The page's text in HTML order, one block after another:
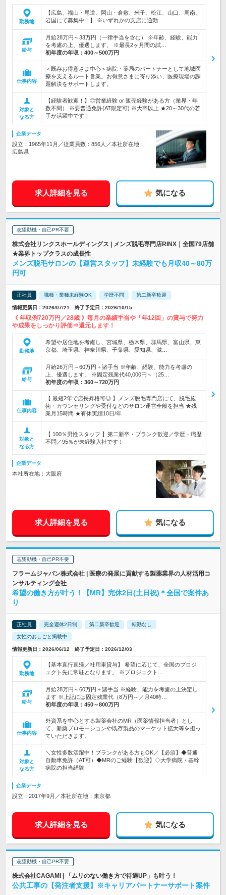
勤務地
【広島、福山・尾道、岡山・倉敷、米子、松江、山口、周南、
岩国にて募集中！】 ※いずれかの支店に通勤…
給与
月給28万円～33万円（一律手当を含む） ※年齢、経験、能力
を考慮の上、優遇します。 ※最長2ヶ月間の試…
初年度の年収： 400～500万円
仕事内容
＜既存お得意さま中心＞病院・薬局のパートナーとして地域医
療を支えるルート営業。お得意さまに寄り添い、医療現場の課
題解決をサポートします。
対象と
なる方
【経験者歓迎！】◎営業経験 or 販売経験がある方（業界・年
数不問） ※要普通免許(AT限定可) ※大卒以上 ★20～30代の若
手が活躍中です！
企業データ
設立：1965年11月／従業員数：856人／本社所在地：
広島県
求人詳細を見る 気になる
志望動機・自己PR不要
株式会社リンクスホールディングス | メンズ脱毛専門店RINX｜全国79店舗
★業界トップクラスの成長性
メンズ脱毛サロンの【運営スタッフ】未経験でも月収40～80万
円可
正社員 職種・業種未経験OK 学歴不問 第二新卒歓迎
情報更新日：2026/07/21 終了予定日：2026/10/15
《 年収例720万円／28歳 》毎月の業績手当や「年12回」の賞与で努力
や成果をしっかり評価⇒還元します！
勤務地
希望や居住地を考慮し、宮城県、栃木県、群馬県、富山県、東
京都、埼玉県、神奈川県、千葉県、愛知県、滋…
給与
月給26万円～60万円＋諸手当 ※年齢、経験、能力を考慮の
上、優遇します。 ※固定残業代40,000円～（25…
初年度の年収： 360～720万円
仕事内容
【 最短2年で店長昇格可◎ 】メンズ脱毛専門店にて、脱毛施
術・カウンセリングや受付などのサロン運営全般を担当 ★残
業月15時間 ★有休実績10日/年
対象と
なる方
【 100％男性スタッフ 】第二新卒・ブランク歓迎／学歴・職歴
不問／95％が未経験入社です！
企業データ
本社所在地：大阪府
求人詳細を見る 気になる
志望動機・自己PR不要
フラームジャパン株式会社 | 医療の発展に貢献する製薬業界の人材活用コ
ンサルティング会社
希望の働き方が叶う！【MR】完休2日(土日祝)＊全国で案件あ
り
正社員 完全週休2日制 第二新卒歓迎 転勤なし
女性のおしごと掲載中
情報更新日：2026/06/12 終了予定日：2026/12/03
勤務地
【基本直行直帰／社用車貸与】 希望に応じて、全国のプロジ
ェクト先に常駐となります。 ※プロジェクト…
給与
月給28万円～60万円＋諸手当 ※経験、能力を考慮の上決定し
ます ※上記には固定残業代（8万円～／月40時…
初年度の年収： 450～800万円
仕事内容
外資系を中心とする製薬会社のMR（医薬情報担当者）とし
て、新薬プロモーションや既存製品のマーケット拡大等を担っ
ていただきます。
対象と
なる方
＼女性多数活躍中！ブランクがある方もOK／【必須】◆普通
自動車免許（AT可）◆MRのご経験【歓迎】◇大学病院・基幹
病院の担当経験
企業データ
設立：2017年9月／本社所在地：東京都
求人詳細を見る 気になる
志望動機・自己PR不要
株式会社CAGAMI | 「ムリのない働き方で待遇UP」も叶う！
公共工事の【発注者支援】※キャリアパートナーサポート案件